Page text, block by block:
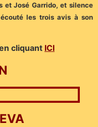
et José Garrido, et silence
les trois avis à son
cliquant ICI